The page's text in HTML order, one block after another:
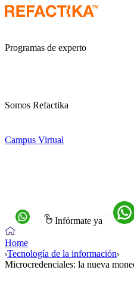
Programas de experto
Somos Refactika
Campus Virtual
Infórmate ya
Home
Tecnología de la información
Microcredenciales: la nueva